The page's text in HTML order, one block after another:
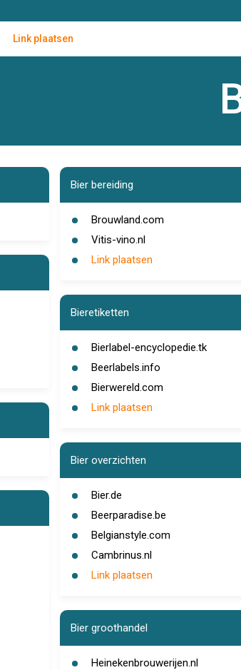
Link plaatsen
Bier bereiding
Brouwland.com
Vitis-vino.nl
Link plaatsen
Bieretiketten
Bierlabel-encyclopedie.tk
Beerlabels.info
Bierwereld.com
Link plaatsen
Bier overzichten
Bier.de
Beerparadise.be
Belgianstyle.com
Cambrinus.nl
Link plaatsen
Bier groothandel
Heinekenbrouwerijen.nl